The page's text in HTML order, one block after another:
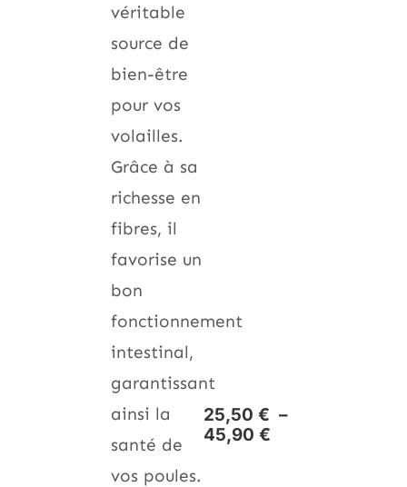
véritable
source de
bien-être
pour vos
volailles.
Grâce à sa
richesse en
fibres, il
favorise un
bon
fonctionnement
intestinal,
garantissant
ainsi la
santé de
vos poules.
25,50 € –
45,90 €